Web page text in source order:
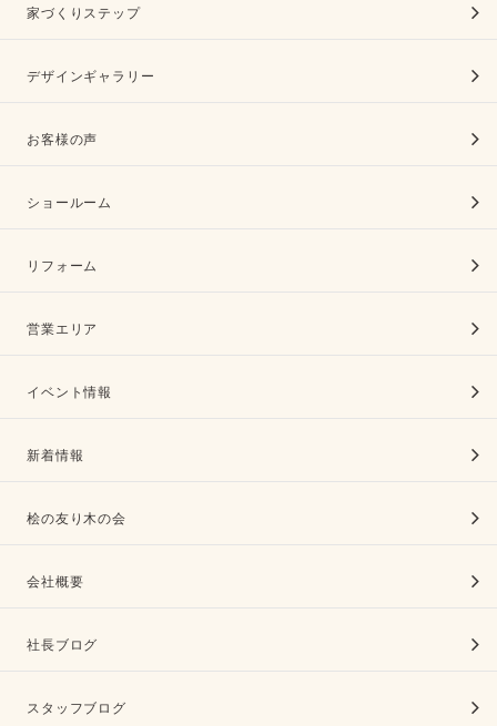
家づくりステップ
デザインギャラリー
お客様の声
ショールーム
リフォーム
営業エリア
イベント情報
新着情報
桧の友り木の会
会社概要
社長ブログ
スタッフブログ